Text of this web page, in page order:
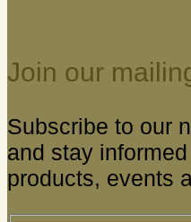
Join our
Subscribe to our
and stay
products, events